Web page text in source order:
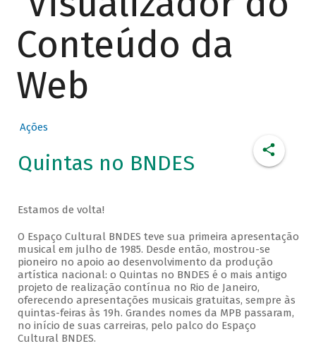
Conteúdo da
Web
Ações
Quintas no BNDES
Estamos de volta!
O Espaço Cultural BNDES teve sua primeira apresentação
musical em julho de 1985. Desde então, mostrou-se
pioneiro no apoio ao desenvolvimento da produção
artística nacional: o Quintas no BNDES é o mais antigo
projeto de realização contínua no Rio de Janeiro,
oferecendo apresentações musicais gratuitas, sempre às
quintas-feiras às 19h. Grandes nomes da MPB passaram,
no início de suas carreiras, pelo palco do Espaço
Cultural BNDES.